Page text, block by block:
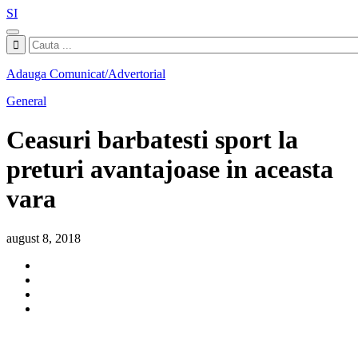
SI
Adauga Comunicat/Advertorial
General
Ceasuri barbatesti sport la
preturi avantajoase in aceasta
vara
august 8, 2018